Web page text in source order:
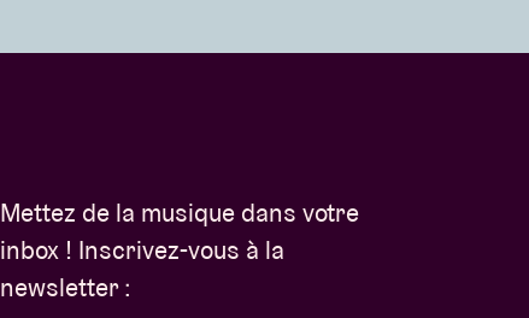
Mettez de la musique dans votre
inbox ! Inscrivez-vous à la
newsletter :